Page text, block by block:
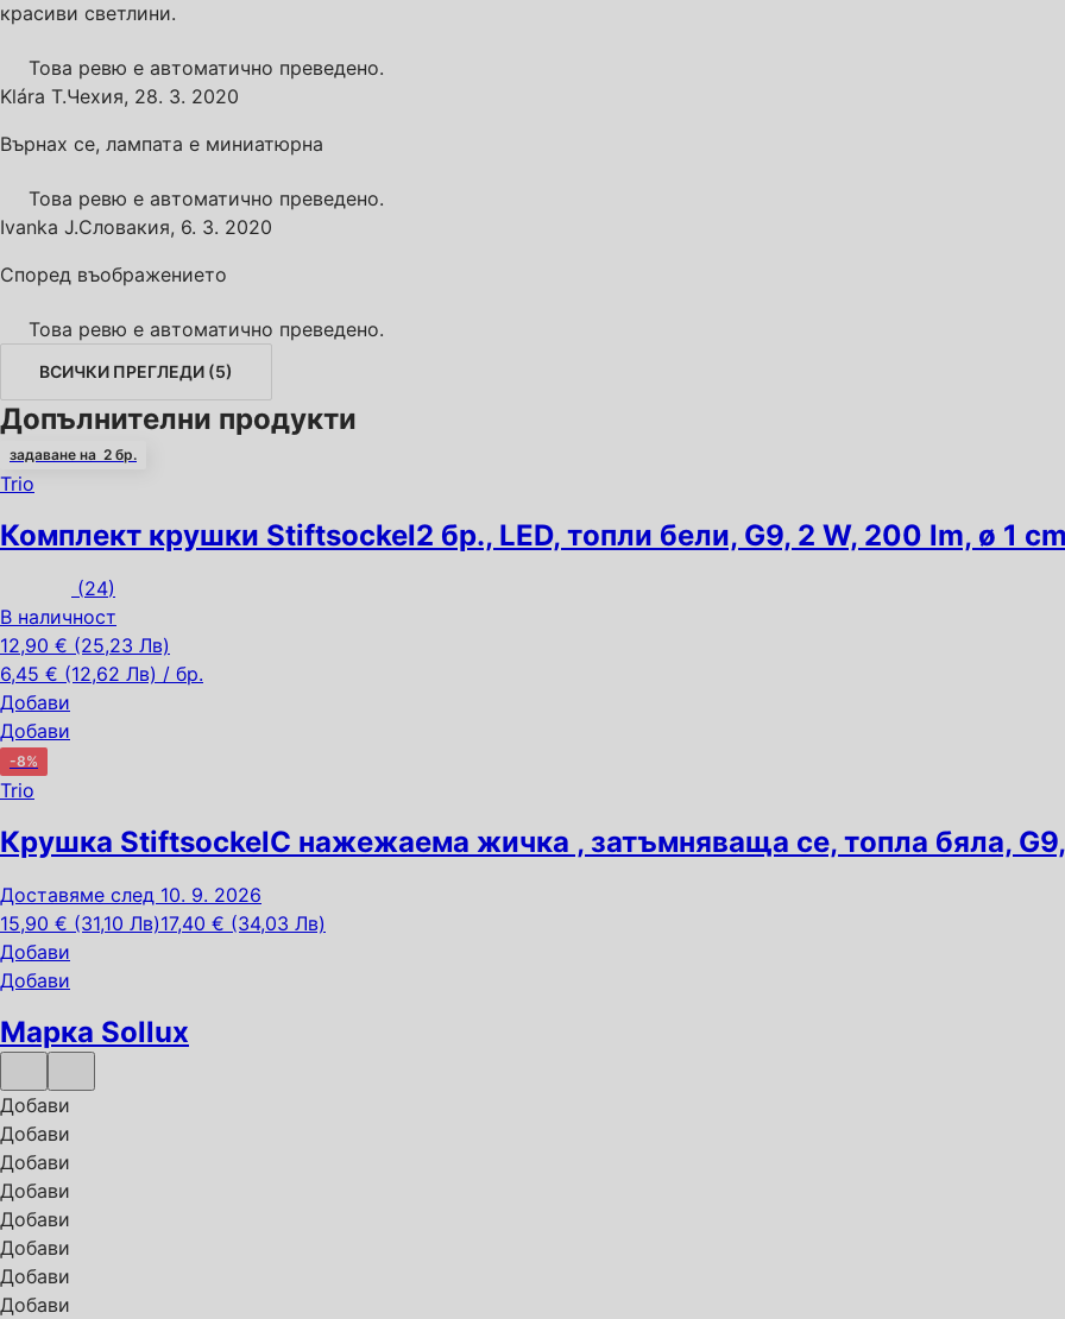
красиви светлини.
Това ревю е автоматично преведено.
Klára T.Чехия, 28. 3. 2020
Върнах се, лампата е миниатюрна
Това ревю е автоматично преведено.
Ivanka J.Словакия, 6. 3. 2020
Според въображението
Това ревю е автоматично преведено.
ВСИЧКИ ПРЕГЛЕДИ (5)
Допълнителни продукти
задаване на 2 бр.
Trio
Комплект крушки Stiftsockel2 бр., LED, топли бели, G9, 2 W, 200 lm, ø 1 cm
(24)
В наличност
12,90 € (25,23 Лв)
6,45 € (12,62 Лв) / бр.
Добави
Добави
-8%
Trio
Крушка StiftsockelС нажежаема жичка , затъмняваща се, топла бяла,
Доставяме след 10. 9. 2026
15,90 € (31,10 Лв)17,40 € (34,03 Лв)
Добави
Добави
Марка Sollux
Добави
Добави
Добави
Добави
Добави
Добави
Добави
Добави